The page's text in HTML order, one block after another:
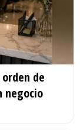
de
negocio